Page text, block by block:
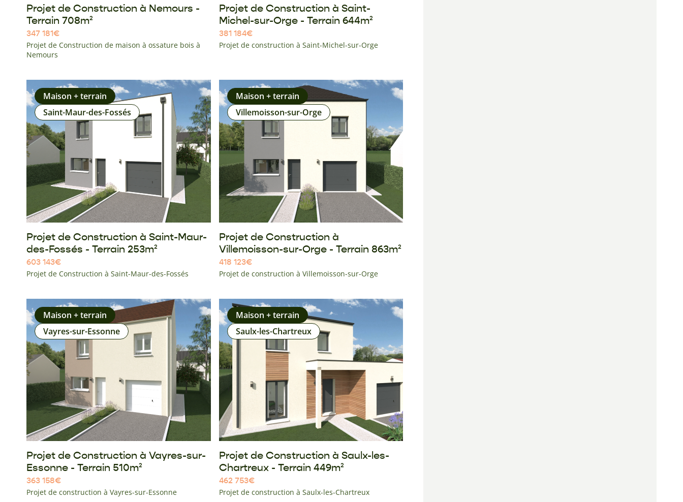
Projet de Construction à Nemours -
Terrain 708m²
347 181€
Projet de Construction de maison à ossature bois à
Nemours
Projet de Construction à Saint-
Michel-sur-Orge - Terrain 644m²
381 184€
Projet de construction à Saint-Michel-sur-Orge
Maison + terrain
Saint-Maur-des-Fossés
Projet de Construction à Saint-Maur-
des-Fossés - Terrain 253m²
603 143€
Projet de Construction à Saint-Maur-des-Fossés
Maison + terrain
Villemoisson-sur-Orge
Projet de Construction à
Villemoisson-sur-Orge - Terrain 863m²
418 123€
Projet de construction à Villemoisson-sur-Orge
Maison + terrain
Vayres-sur-Essonne
Projet de Construction à Vayres-sur-
Essonne - Terrain 510m²
363 158€
Projet de construction à Vayres-sur-Essonne
Maison + terrain
Saulx-les-Chartreux
Projet de Construction à Saulx-les-
Chartreux - Terrain 449m²
462 753€
Projet de construction à Saulx-les-Chartreux